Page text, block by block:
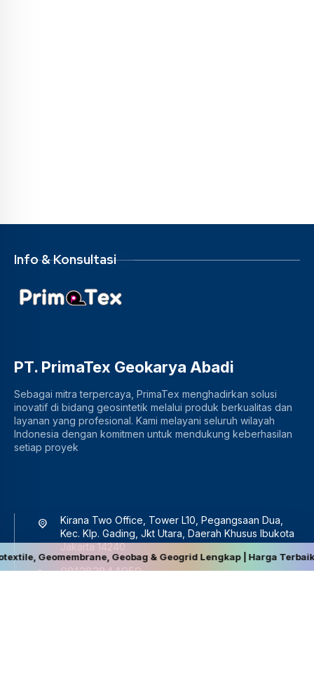
Info & Konsultasi
PT. PrimaTex Geokarya Abadi
Sebagai mitra terpercaya, PrimaTex menghadirkan solusi
inovatif di bidang geosintetik melalui produk berkualitas dan
layanan yang profesional. Kami melayani seluruh wilayah
Indonesia dengan komitmen untuk mendukung keberhasilan
setiap proyek
Kirana Two Office, Tower L10, Pegangsaan Dua,
Kec. Klp. Gading, Jkt Utara, Daerah Khusus Ibukota
Jakarta 14240
081283844959
Geobag & Geogrid Lengkap | Harga Terbaik,